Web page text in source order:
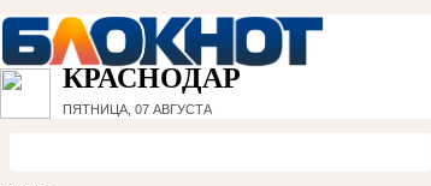
КРАСНОДАР
ПЯТНИЦА, 07 АВГУСТА